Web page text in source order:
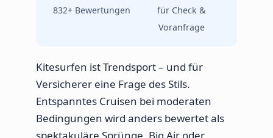
832+ Bewertungen
für Check &
Voranfrage
Kitesurfen ist Trendsport – und für
Versicherer eine Frage des Stils.
Entspanntes Cruisen bei moderaten
Bedingungen wird anders bewertet als
spektakuläre Sprünge, Big Air oder